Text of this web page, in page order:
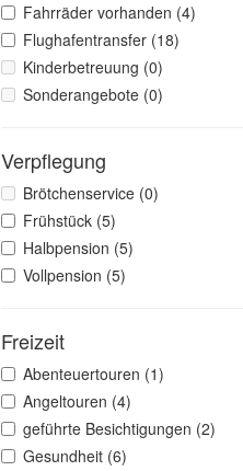
Fahrräder vorhanden (4)
Flughafentransfer (18)
Kinderbetreuung (0)
Sonderangebote (0)
Verpflegung
Brötchenservice (0)
Frühstück (5)
Halbpension (5)
Vollpension (5)
Freizeit
Abenteuertouren (1)
Angeltouren (4)
geführte Besichtigungen (2)
Gesundheit (6)